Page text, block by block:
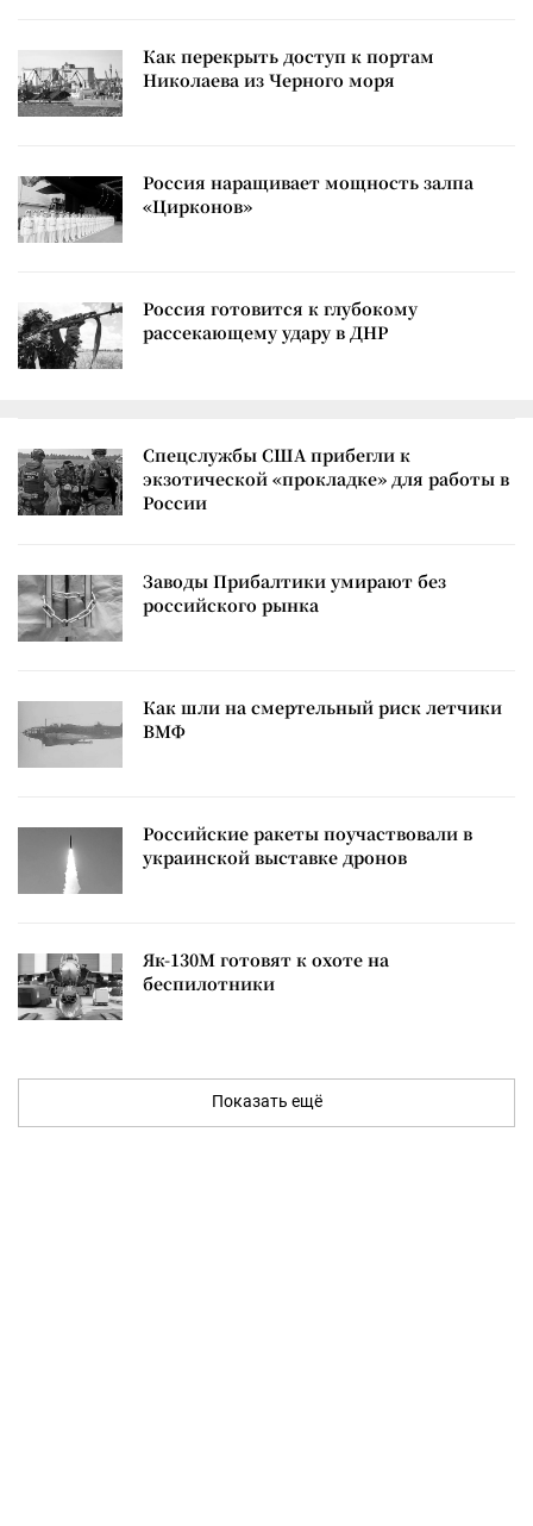
Как перекрыть доступ к портам
Николаева из Черного моря
Россия наращивает мощность залпа
«Цирконов»
Россия готовится к глубокому
рассекающему удару в ДНР
Спецслужбы США прибегли к
экзотической «прокладке» для работы в
России
Заводы Прибалтики умирают без
российского рынка
Как шли на смертельный риск летчики
ВМФ
Российские ракеты поучаствовали в
украинской выставке дронов
Як-130М готовят к охоте на
беспилотники
Показать ещё